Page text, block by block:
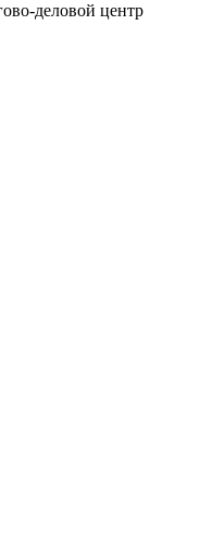
деловой центр